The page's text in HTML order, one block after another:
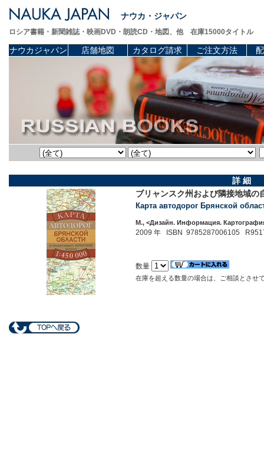
ナウカ・ジャパン
ロシア書籍・新聞雑誌・映画DVD・朗読CD・地図、他 在庫15000タイトル
ナウカジャパン 店舗地図 カタログ請求 ご注文方法
詳 細
ブリャンスク州および隣接地域
Карта автодорог Брянской
М., <Дизайн. Информация.
2009 年 ISBN 9785287006105
数量
在庫を超える数量の場合は、ご相談とさせ